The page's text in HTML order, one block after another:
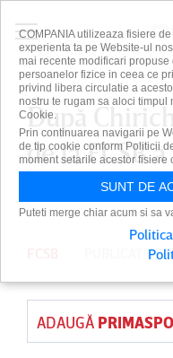
După
de la FCSB
PUBLICAT DE
ADAUGĂ
COMPANIA utilizeaza fisiere
experienta ta pe Website-ul
mai recente modificari
persoanelor fizice in ceea ce
privind libera circulatie a
nostru te rugam sa aloci
Cookie.
Prin continuarea navigarii pe
de tip cookie conform Politicii
moment setarile acestor
SUNT DE
Puteti merge chiar acum si sa